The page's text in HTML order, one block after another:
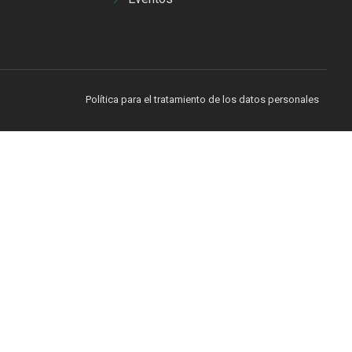
Política para el tratamiento de los datos personales